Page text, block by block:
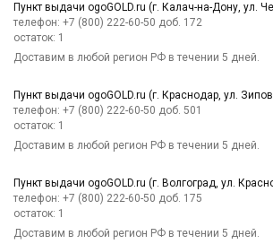
Пункт выдачи ogoGOLD.ru (г. Калач-на-Дону, ул.
телефон: +7 (800) 222-60-50 доб. 172
остаток: 1
Доставим в любой регион РФ в течении 5 дней.
Пункт выдачи ogoGOLD.ru (г. Краснодар, ул.
телефон: +7 (800) 222-60-50 доб. 501
остаток: 1
Доставим в любой регион РФ в течении 5 дней.
Пункт выдачи ogoGOLD.ru (г. Волгоград, ул.
телефон: +7 (800) 222-60-50 доб. 175
остаток: 1
Доставим в любой регион РФ в течении 5 дней.